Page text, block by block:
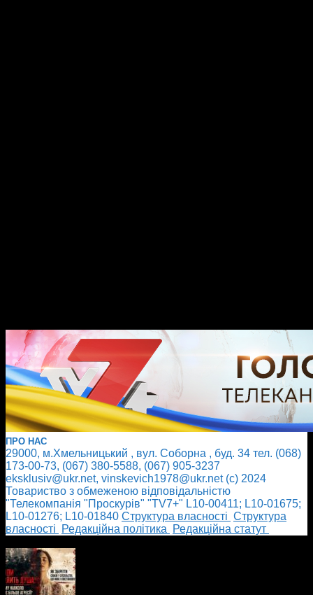
ПРО НАС
29000, м.Хмельницький , вул. Соборна , буд. 34 тел. (068)
173-00-73, (067) 380-5588, (067) 905-3237
eksklusiv@ukr.net, vinskevich1978@ukr.net (с) 2024
Товариство з обмеженою відповідальністю
"Телекомпанія "Проскурів" "TV7+" L10-00411; L10-01675;
L10-01276; L10-01840 Cтруктура власності Cтруктура
власності
Редакційна політика
Редакційна статут